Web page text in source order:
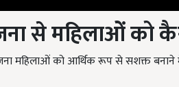
से महिलाओं को
महिलाओं को आर्थिक रूप से सशक्त